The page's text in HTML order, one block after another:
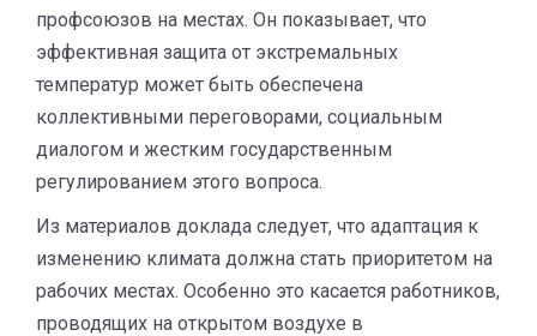
профсоюзов на местах. Он показывает, что
эффективная защита от экстремальных
температур может быть обеспечена
коллективными переговорами, социальным
диалогом и жестким государственным
регулированием этого вопроса.
Из материалов доклада следует, что адаптация к
изменению климата должна стать приоритетом на
рабочих местах. Особенно это касается работников,
проводящих на открытом воздухе в